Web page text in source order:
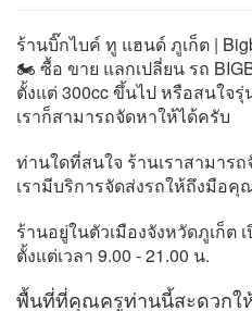
ร้านบิ๊กไบค์ ทู แฮนด์ ภูเก็ต |
🏍 ซื้อ ขาย แลกเปลี่ยน รถ
ตั้งแต่ 300cc ขึ้นไป หรือสนใจรุ่
เราก็สามารถจัดหาให้ได้ครับ
ท่านใดที่สนใจ ร้านเราสามาร
เรามีบริการจัดส่งรถให้ถึงมือ
ร้านอยู่ในตัวเมืองจังหวัดภูเก็ต
ตั้งแต่เวลา 9.00 - 21.00 น.
พื้นที่ที่คุณครูท่านนี้สะดวกใ